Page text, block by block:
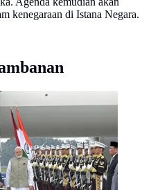
kenegaraan di Istana Negara.
PM India